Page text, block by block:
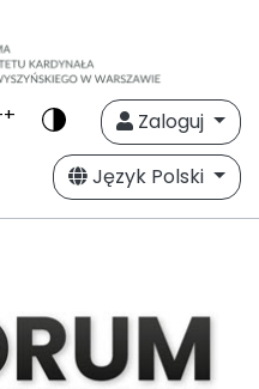
Zaloguj
Język Polski